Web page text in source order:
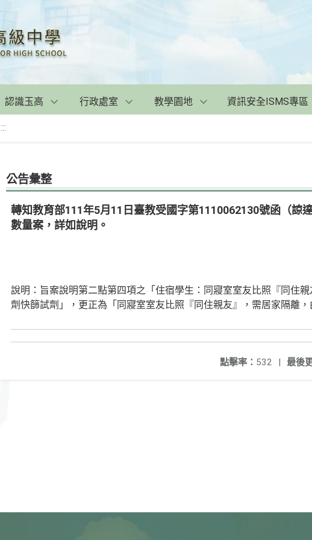
認識玉高 行政處室 教學園地 資訊安全ISMS專區
:::
公告彙整
轉知教育部111年5月11日臺教受國字第1110062130號函（諒
數量案，詳如說明。
說明：旨案說明第二點第四項之「住宿學生：同寢室室友比照『同住
劑快篩試劑」，更正為「同寢室室友比照『同住親友』，需居家隔離
最後
點擊率： 532 |